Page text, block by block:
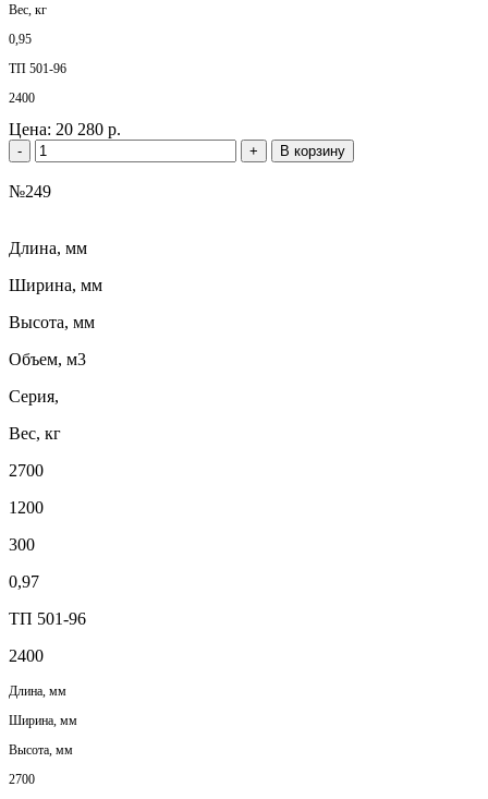
Вес, кг
0,95
ТП 501-96
2400
Цена: 20 280 р.
- + В корзину
№249
Длина, мм
Ширина, мм
Высота, мм
Объем, м3
Серия,
Вес, кг
2700
1200
300
0,97
ТП 501-96
2400
Длина, мм
Ширина, мм
Высота, мм
2700